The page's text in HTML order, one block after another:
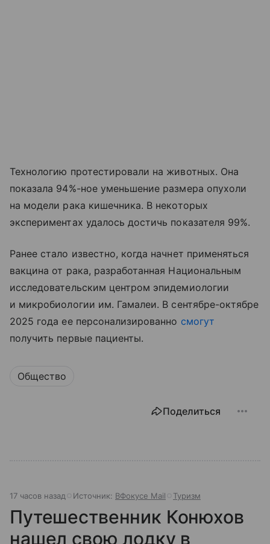
Технологию протестировали на животных. Она
показала 94%-ное уменьшение размера опухоли
на модели рака кишечника. В некоторых
экспериментах удалось достичь показателя 99%.
Ранее стало известно, когда начнет применяться
вакцина от рака, разработанная Национальным
исследовательским центром эпидемиологии
и микробиологии им. Гамалеи. В сентябре-октябре
2025 года ее персонализированно смогут
получить первые пациенты.
Общество
Поделиться
17 часов назад Источник: ВФокусе Mail Туризм
Путешественник Конюхов
нашел свою лодку в